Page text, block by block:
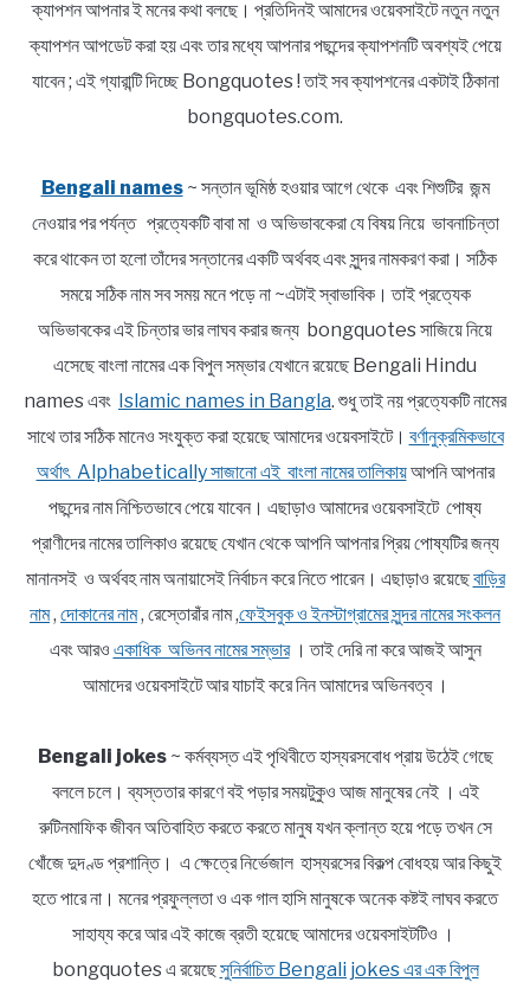
ক্যাপশন আপনার ই মনের কথা বলছে। প্রতিদিনই আমাদের ওয়েবসাইটে নতুন নতুন
ক্যাপশন আপডেট করা হয় এবং তার মধ্যে আপনার পছন্দের ক্যাপশনটি অবশ্যই পেয়ে
যাবেন ; এই গ্যারান্টি দিচ্ছে Bongquotes ! তাই সব ক্যাপশনের একটাই ঠিকানা
bongquotes.com.
Bengali names~ সন্তান ভূমিষ্ঠ হওয়ার আগে থেকে এবং শিশুটির জন্ম
নেওয়ার পর পর্যন্ত প্রত্যেকটি বাবা মা ও অভিভাবকেরা যে বিষয় নিয়ে ভাবনাচিন্তা
করে থাকেন তা হলো তাঁদের সন্তানের একটি অর্থবহ এবং সুন্দর নামকরণ করা। সঠিক
সময়ে সঠিক নাম সব সময় মনে পড়ে না ~এটাই স্বাভাবিক। তাই প্রত্যেক
অভিভাবকের এই চিন্তার ভার লাঘব করার জন্য bongquotes সাজিয়ে নিয়ে
এসেছে বাংলা নামের এক বিপুল সম্ভার যেখানে রয়েছে Bengali Hindu
names এবং Islamic names in Bangla. শুধু তাই নয় প্রত্যেকটি নামের
সাথে তার সঠিক মানেও সংযুক্ত করা হয়েছে আমাদের ওয়েবসাইটে। বর্ণানুক্রমিকভাবে
অর্থাৎ Alphabetically সাজানো এই বাংলা নামের তালিকায়আপনি আপনার
পছন্দের নাম নিশ্চিতভাবে পেয়ে যাবেন। এছাড়াও আমাদের ওয়েবসাইটে পোষ্য
প্রাণীদের নামের তালিকাও রয়েছে যেখান থেকে আপনি আপনার প্রিয় পোষ্যটির জন্য
মানানসই ও অর্থবহ নাম অনায়াসেই নির্বাচন করে নিতে পারেন। এছাড়াও রয়েছেবাড়ির
নাম, দোকানের নাম, রেস্তোরাঁর নাম ,ফেইসবুক ও ইনস্টাগ্রামের সুন্দর নামের সংকলন
এবং আরও একাধিক অভিনব নামের সম্ভার। তাই দেরি না করে আজই আসুন
আমাদের ওয়েবসাইটে আর যাচাই করে নিন আমাদের অভিনবত্ব ।
Bengali jokes~ কর্মব্যস্ত এই পৃথিবীতে হাস্যরসবোধ প্রায় উঠেই গেছে
বললে চলে। ব্যস্ততার কারণে বই পড়ার সময়টুকুও আজ মানুষের নেই । এই
রুটিনমাফিক জীবন অতিবাহিত করতে করতে মানুষ যখন ক্লান্ত হয়ে পড়ে তখন সে
খোঁজে দুদণ্ড প্রশান্তি। এ ক্ষেত্রে নির্ভেজাল হাস্যরসের বিকল্প বোধহয় আর কিছুই
হতে পারে না। মনের প্রফুল্লতা ও এক গাল হাসি মানুষকে অনেক কষ্টই লাঘব করতে
সাহায্য করে আর এই কাজে ব্রতী হয়েছে আমাদের ওয়েবসাইটটিও ।
bongquotes এ রয়েছেসুনির্বাচিত Bengali jokes এর এক বিপুল